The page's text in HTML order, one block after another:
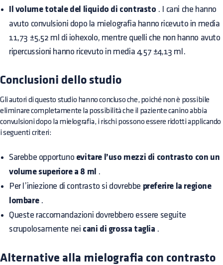
Il volume totale del liquido di contrasto . I cani che hanno
avuto convulsioni dopo la mielografia hanno ricevuto in media
11,73 ±5,52 ml di iohexolo, mentre quelli che non hanno avuto
ripercussioni hanno ricevuto in media 4,57 ±4,13 ml.
Conclusioni dello studio
Gli autori di questo studio hanno concluso che, poiché non è possibile
eliminare completamente la possibilità che il paziente canino abbia
convulsioni dopo la mielografia, i rischi possono essere ridotti applicando
i seguenti criteri:
Sarebbe opportuno evitare l’uso mezzi di contrasto con un
volume superiore a 8 ml .
Per l’iniezione di contrasto si dovrebbe preferire la regione
lombare.
Queste raccomandazioni dovrebbero essere seguite
scrupolosamente nei cani di grossa taglia .
Alternative alla mielografia con contrasto